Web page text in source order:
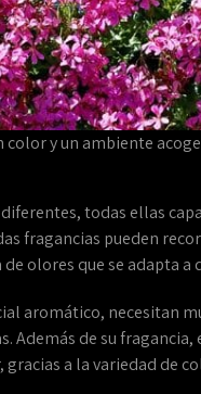
y un ambiente
todas ellas
fragancias pueden
olores que se adapta
aromático, necesitan
Además de su
a la variedad de